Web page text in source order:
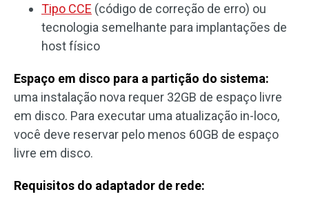
Tipo CCE (código de correção de erro) ou
tecnologia semelhante para implantações de
host físico
Espaço em disco para a partição do sistema:
uma instalação nova requer 32GB de espaço livre
em disco. Para executar uma atualização in-loco,
você deve reservar pelo menos 60GB de espaço
livre em disco.
Requisitos do adaptador de rede: